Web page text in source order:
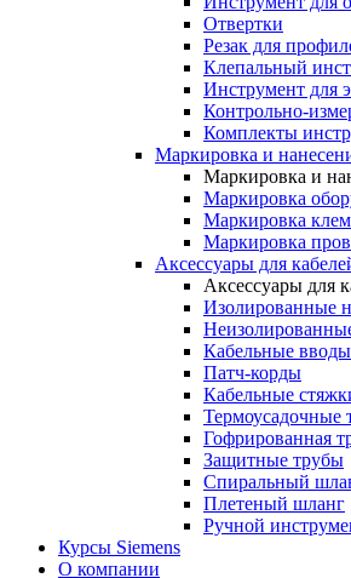
Отвертки
Резак для
Клепальный
Инструмент для
Контрольно-
Комплекты
Маркировка и
Маркировка и
Маркировка
Маркировка
Маркировка
Аксессуары для
Аксессуары для
Изолированные
Кабельные вводы
Патч-корды
Кабельные
Термоусадочные
Гофрированная
Защитные трубы
Спиральный
Плетеный шланг
Ручной
Курсы Siemens
О компании